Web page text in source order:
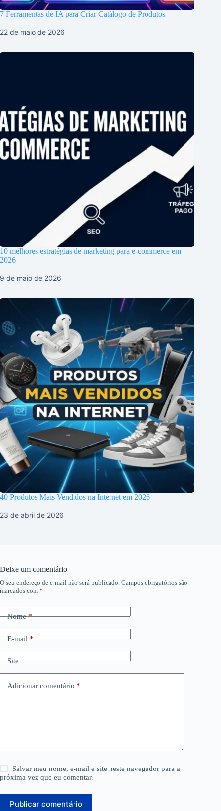
7 Ferramentas de IA para Criar Catálogo de Produtos
22 de maio de 2026
10 melhores estratégias de marketing para e-commerce em
2026
9 de maio de 2026
40 Produtos Mais Vendidos na Internet em 2026
23 de abril de 2026
Deixe um comentário
O seu endereço de e-mail não será publicado. Campos obrigatórios são
marcados com *
Nome*
E-mail*
Site
Adicionar comentário *
Salvar meu nome, e-mail e site neste navegador para a
próxima vez que eu comentar.
Publicar comentário